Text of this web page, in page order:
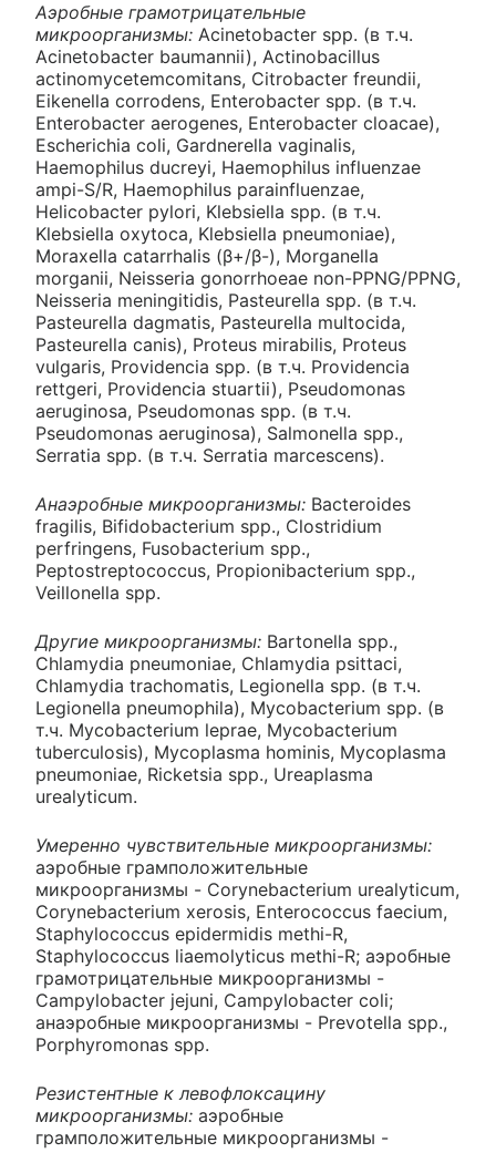
Аэробные грамотрицательные
микроорганизмы: Acinetobacter spp. (в т.ч.
Acinetobacter baumannii), Actinobacillus
actinomycetemcomitans, Citrobacter freundii,
Eikenella corrodens, Enterobacter spp. (в т.ч.
Enterobacter aerogenes, Enterobacter cloacae),
Escherichia coli, Gardnerella vaginalis,
Haemophilus ducreyi, Haemophilus influenzae
ampi-S/R, Haemophilus parainfluenzae,
Helicobacter pylori, Klebsiella spp. (в т.ч.
Klebsiella oxytoca, Klebsiella pneumoniae),
Moraxella catarrhalis (β+/β-), Morganella
morganii, Neisseria gonorrhoeae non-PPNG/PPNG,
Neisseria meningitidis, Pasteurella spp. (в т.ч.
Pasteurella dagmatis, Pasteurella multocida,
Pasteurella canis), Proteus mirabilis, Proteus
vulgaris, Providencia spp. (в т.ч. Providencia
rettgeri, Providencia stuartii), Pseudomonas
aeruginosa, Pseudomonas spp. (в т.ч.
Pseudomonas aeruginosa), Salmonella spp.,
Serratia spp. (в т.ч. Serratia marcescens).
Анаэробные микроорганизмы: Bacteroides
fragilis, Bifidobacterium spp., Clostridium
perfringens, Fusobacterium spp.,
Peptostreptococcus, Propionibacterium spp.,
Veillonella spp.
Другие микроорганизмы: Bartonella spp.,
Chlamydia pneumoniae, Chlamydia psittaci,
Chlamydia trachomatis, Legionella spp. (в т.ч.
Legionella pneumophila), Mycobacterium spp. (в
т.ч. Mycobacterium leprae, Mycobacterium
tuberculosis), Mycoplasma hominis, Mycoplasma
pneumoniae, Ricketsia spp., Ureaplasma
urealyticum.
Умеренно чувствительные микроорганизмы:
аэробные грамположительные
микроорганизмы - Corynebacterium urealyticum,
Corynebacterium xerosis, Enterococcus faecium,
Staphylococcus epidermidis methi-R,
Staphylococcus liaemolyticus methi-R; аэробные
грамотрицательные микроорганизмы -
Campylobacter jejuni, Campylobacter coli;
анаэробные микроорганизмы - Prevotella spp.,
Porphyromonas spp.
Резистентные к левофлоксацину
микроорганизмы: аэробные
грамположительные микроорганизмы -